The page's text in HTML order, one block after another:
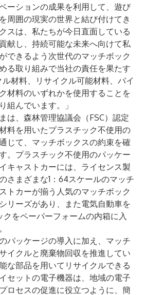
ーションの成果を利用して、遊び
周囲の現実の世界と結び付けてき
スは、私たちが今日直面している
献し、持続可能な未来へ向けて私
できるよう次世代のマッチボック
る取り組みで当社の責任を果たす
材料、リサイクル可能材料、バイ
材料のいずれかを使用することを
組んでいます。」
は、森林管理協議会（FSC）認定
料を用いたプラスチック不使用の
じて、マッチボックスの約束を確
。プラスチック不使用のパッケー
キャストカーには、ライセンス製
さまざまな1：64スケールのマッチ
トカーが揃う人気のマッチボック
リーズがあり、また電気自動車を
をペーパーフォームの内箱に入
パッケージの導入に加え、マッチ
イクルと廃棄物回収を推進してい
な部品を用いてリサイクルできる
セットの電子機器は、地域の電子
ロセスの促進に役立つように、簡